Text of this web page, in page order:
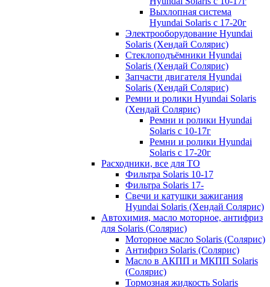
Выхлопная система
Hyundai Solaris с 17-20г
Электрооборудование Hyundai
Solaris (Хендай Солярис)
Стеклоподъёмники Hyundai
Solaris (Хендай Солярис)
Запчасти двигателя Hyundai
Solaris (Хендай Солярис)
Ремни и ролики Hyundai Solaris
(Хендай Солярис)
Ремни и ролики Hyundai
Solaris с 10-17г
Ремни и ролики Hyundai
Solaris с 17-20г
Расходники, все для ТО
Фильтра Solaris 10-17
Фильтра Solaris 17-
Свечи и катушки зажигания
Hyundai Solaris (Хендай Солярис)
Автохимия, масло моторное, антифриз
для Solaris (Солярис)
Моторное масло Solaris (Солярис)
Антифриз Solaris (Солярис)
Масло в АКПП и МКПП Solaris
(Солярис)
Тормозная жидкость Solaris